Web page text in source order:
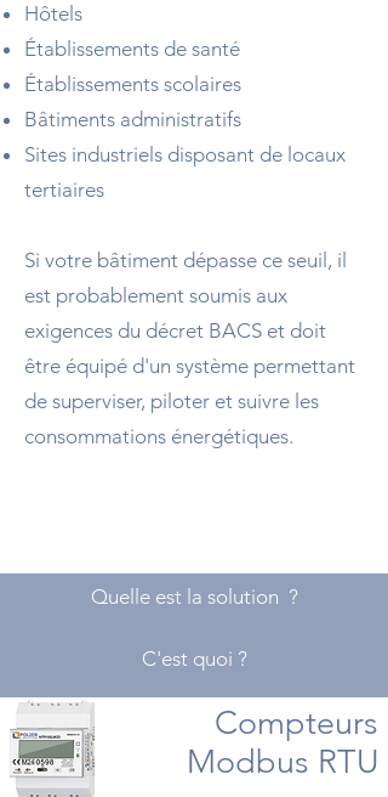
Hôtels
Établissements de santé
Établissements scolaires
Bâtiments administratifs
Sites industriels disposant de locaux
tertiaires
Si votre bâtiment dépasse ce seuil, il
est probablement soumis aux
exigences du décret BACS et doit
être équipé d'un système permettant
de superviser, piloter et suivre les
consommations énergétiques.
Quelle est la solution ?
C'est quoi ?
Compteurs
Modbus RTU